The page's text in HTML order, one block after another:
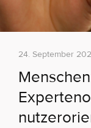
24. September